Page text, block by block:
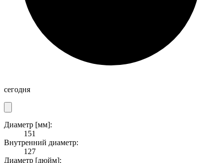
сегодня
Диаметр [мм]:
151
Внутренний диаметр:
127
Диаметр [дюйм]: